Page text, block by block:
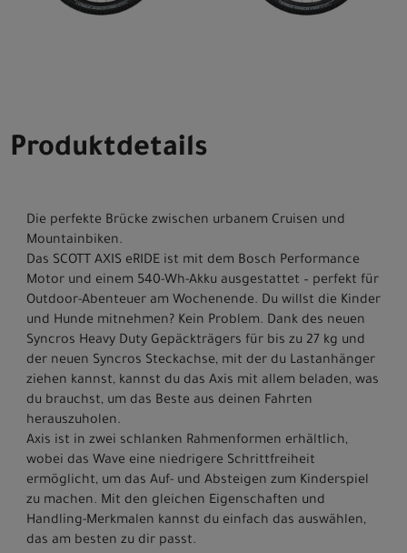
Produktdetails
Die perfekte Brücke zwischen urbanem Cruisen und
Mountainbiken.
Das SCOTT AXIS eRIDE ist mit dem Bosch Performance
Motor und einem 540-Wh-Akku ausgestattet – perfekt für
Outdoor-Abenteuer am Wochenende. Du willst die Kinder
und Hunde mitnehmen? Kein Problem. Dank des neuen
Syncros Heavy Duty Gepäckträgers für bis zu 27 kg und
der neuen Syncros Steckachse, mit der du Lastanhänger
ziehen kannst, kannst du das Axis mit allem beladen, was
du brauchst, um das Beste aus deinen Fahrten
herauszuholen.
Axis ist in zwei schlanken Rahmenformen erhältlich,
wobei das Wave eine niedrigere Schrittfreiheit
ermöglicht, um das Auf- und Absteigen zum Kinderspiel
zu machen. Mit den gleichen Eigenschaften und
Handling-Merkmalen kannst du einfach das auswählen,
das am besten zu dir passt.